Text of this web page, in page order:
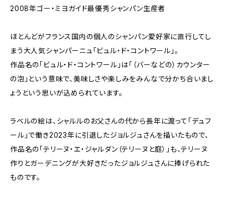
2008年ゴー・ミヨガイド最優秀シャンパン生産者
ほとんどがフランス国内の個人のシャンパン愛好家に直行してし
まう大人気シャンパーニュ「ビュル・ド・コントワール」。
作品名の「ビュル・ド・コントワール」は「（バーなどの）カウンター
の泡」という意味で、美味しさや楽しみをみんなで分かち合いまし
ょうという思いが込められています。
ラベルの絵は、シャルルのお父さんの代から長年に渡って「デュフ
ール」で働き2023年に引退したジョルジュさんを描いたもので、
作品名の「テリーヌ・エ・ジャルダン（テリーヌと庭）」も、テリーヌ
作りとガーデニングが大好きだったジョルジュさんに捧げられた
ものです。